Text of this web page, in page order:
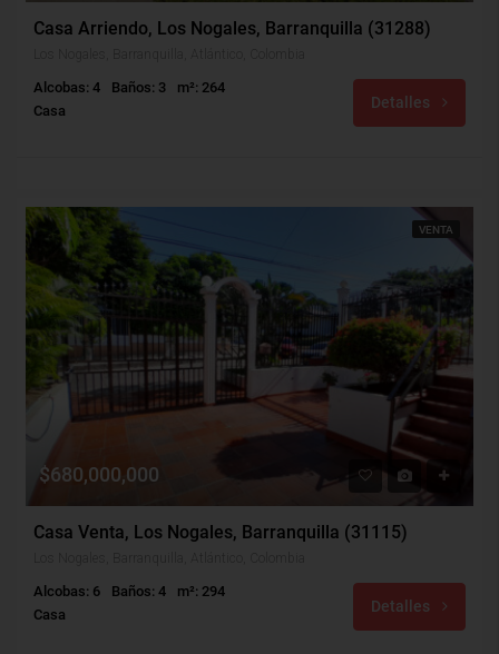
Casa Arriendo, Los Nogales, Barranquilla (31288)
Alcobas: 4 Baños: 3
m²: 264
Casa
Detalles
VENTA
$680,000,000
Casa Venta, Los Nogales, Barranquilla (31115)
Alcobas: 6 Baños: 4
m²: 294
Casa
Detalles